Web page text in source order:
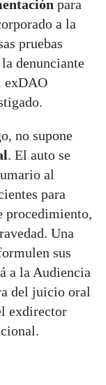
para
a la
pruebas
denunciante
exDAO
no supone
. El auto se
al
para
procedimiento,
Una
sus
a la Audiencia
del juicio oral
exdirector